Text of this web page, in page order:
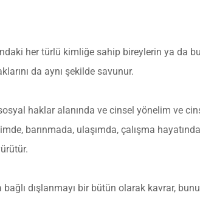
her türlü kimliğe sahip bireylerin ya da
da aynı şekilde savunur.
haklar alanında ve cinsel yönelim ve
barınmada, ulaşımda, çalışma
dışlanmayı bir bütün olarak kavrar,